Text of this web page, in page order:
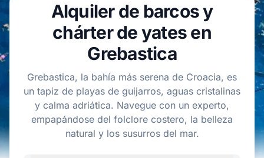
EUR
Español
Français
Polski
Alquiler de barcos y
chárter de yates en
Grebastica
Grebastica, la bahía más serena de Croacia, es
un tapiz de playas de guijarros, aguas cristalinas
y calma adriática. Navegue con un experto,
empapándose del folclore costero, la belleza
natural y los susurros del mar.